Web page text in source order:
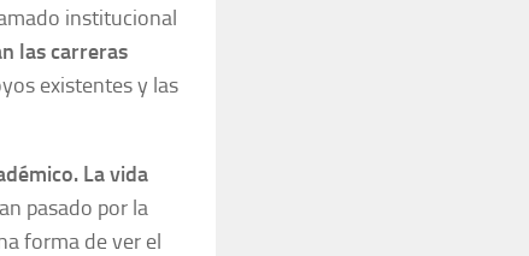
institucional
las carreras
existentes y las
La vida
pasado por la
forma de ver el